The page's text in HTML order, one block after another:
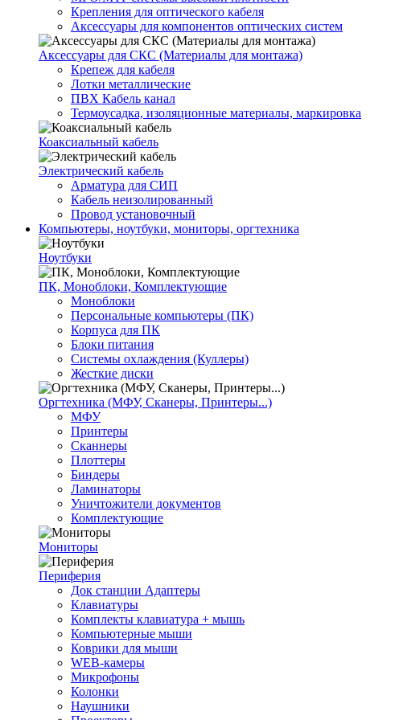
Крепления для оптического кабеля
Аксессуары для компонентов оптических систем
Аксессуары для СКС (Материалы для монтажа)
Крепеж для кабеля
Лотки металлические
ПВХ Кабель канал
Термоусадка, изоляционные материалы, маркировка
Коаксиальный кабель
Электрический кабель
Арматура для СИП
Кабель неизолированный
Провод установочный
Компьютеры, ноутбуки, мониторы, оргтехника
Ноутбуки
ПК, Моноблоки, Комплектующие
Моноблоки
Персональные компьютеры (ПК)
Корпуса для ПК
Блоки питания
Системы охлаждения (Куллеры)
Жесткие диски
Оргтехника (МФУ, Сканеры, Принтеры...)
МФУ
Принтеры
Сканнеры
Плоттеры
Биндеры
Ламинаторы
Уничтожители документов
Комплектующие
Мониторы
Периферия
Док станции Адаптеры
Клавиатуры
Комплекты клавиатура + мышь
Компьютерные мыши
Коврики для мыши
WEB-камеры
Микрофоны
Колонки
Наушники